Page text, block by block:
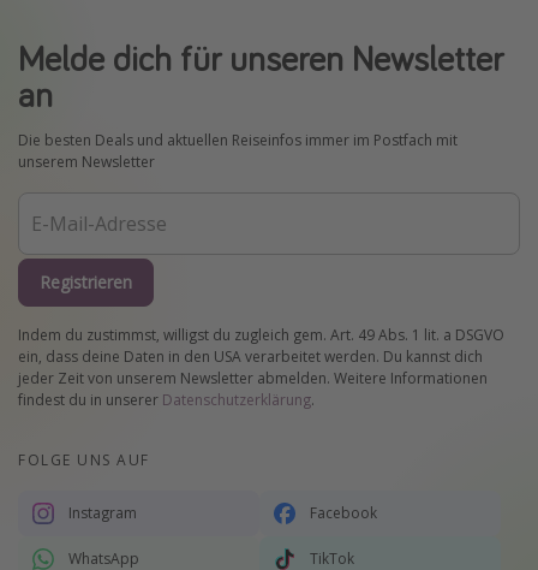
Melde dich für unseren Newsletter
an
Die besten Deals und aktuellen Reiseinfos immer im Postfach mit
unserem Newsletter
Registrieren
Indem du zustimmst, willigst du zugleich gem. Art. 49 Abs. 1 lit. a DSGVO
ein, dass deine Daten in den USA verarbeitet werden. Du kannst dich
jeder Zeit von unserem Newsletter abmelden. Weitere Informationen
findest du in unserer Datenschutzerklärung.
FOLGE UNS AUF
Instagram Facebook
WhatsApp TikTok